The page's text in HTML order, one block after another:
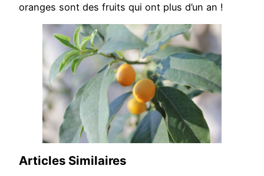
oranges sont des fruits qui ont plus d’un an !
Articles Similaires